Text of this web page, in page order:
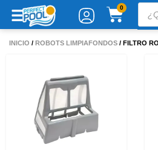
0
INICIO / ROBOTS LIMPIAFONDOS / FILTRO